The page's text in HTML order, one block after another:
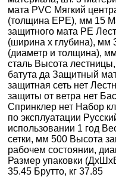
мата PVC Мягкий
(толщина EPE), мм 15
защитного мата PE
(ширина x глубина), мм
(диаметр и толщина),
сталь Высота
батута да Защитный
защитная сеть нет
защиты от ветра нет
Спринклер нет Набор
по эксплуатации
использовании 1 год
сетки, мм 500 Высота
рабочем состоянии,
Размер упаковки
35.45 Брутто, кг 37.85